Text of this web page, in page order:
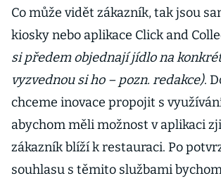
Co může vidět zákazník, tak jsou
kiosky nebo aplikace Click and
si předem objednají jídlo na
vyzvednou si ho – pozn. redakce).
chceme inovace propojit s
abychom měli možnost v aplikaci
zákazník blíží k restauraci. Po
souhlasu s těmito službami